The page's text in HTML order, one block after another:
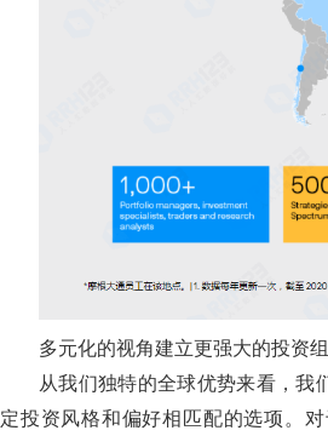
多元化的视角建立更强大的投资
从我们独特的全球优势来看，我
定投资风格和偏好相匹配的选项。